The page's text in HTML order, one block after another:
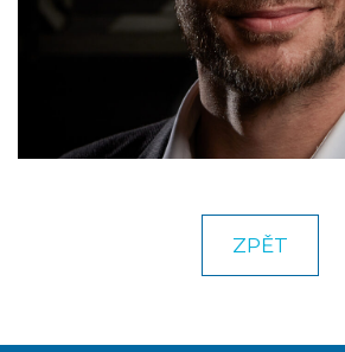
KONTAKT
NAPIŠTE NÁM
ZPĚT